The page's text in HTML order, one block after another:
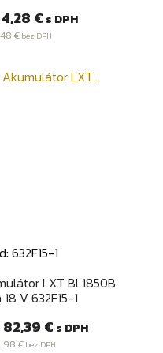
Cena
4,28 € s DPH
€bez DPH
632F15-1
LXT BL1850B
V 632F15-1
Cena
82,39 € s DPH
€bez DPH
náhľad